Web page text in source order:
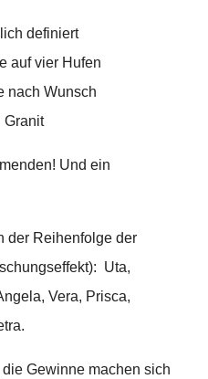
definiert
auf vier Hufen
nach Wunsch
Granit
Und ein
der Reihenfolge der
Uta,
Vera, Prisca,
Gewinne machen sich